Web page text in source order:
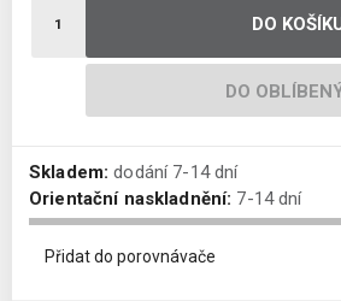
DO
DO
Skladem: dodání 7-14 dní
Orientační naskladnění: 7-14 dní
Přidat do porovnávače